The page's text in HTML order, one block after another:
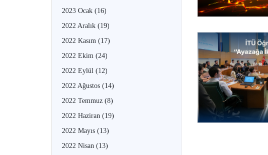
2023 Ocak (16)
2022 Aralık (19)
2022 Kasım (17)
2022 Ekim (24)
2022 Eylül (12)
2022 Ağustos (14)
2022 Temmuz (8)
2022 Haziran (19)
2022 Mayıs (13)
2022 Nisan (13)